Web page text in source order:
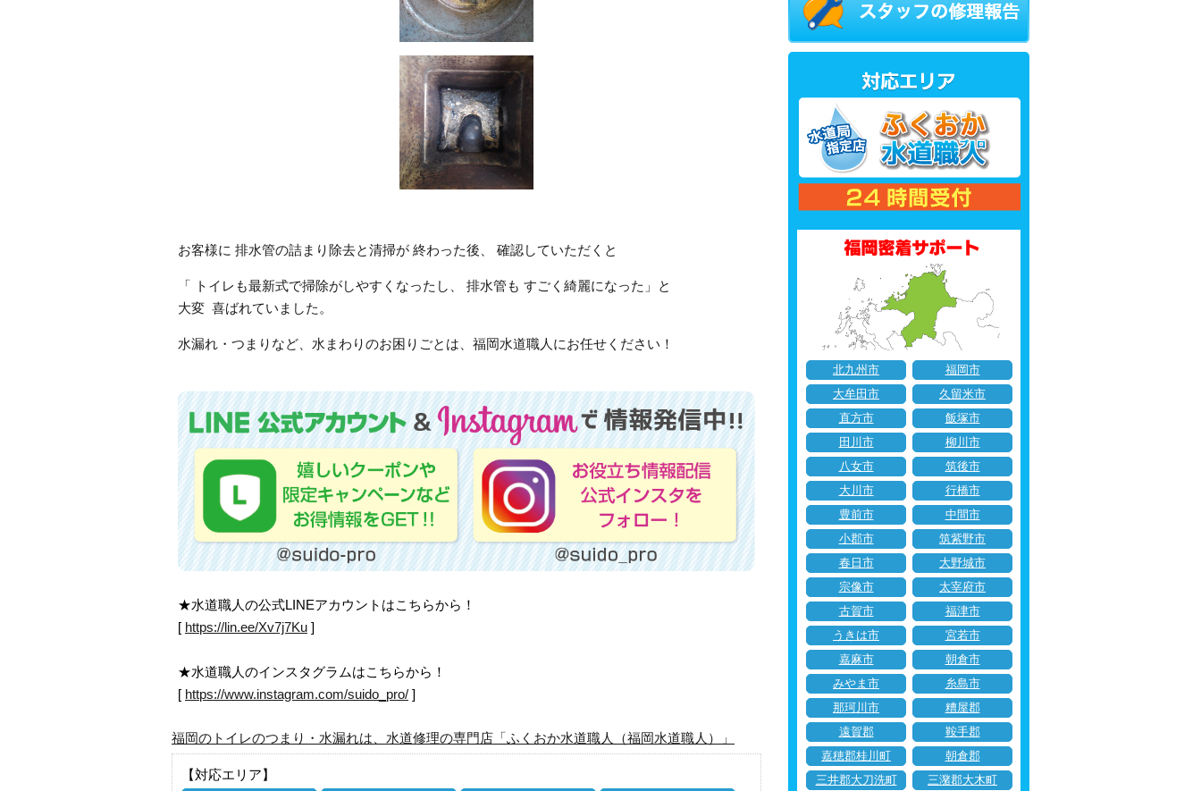
お客様に 排水管の詰まり除去と清掃が 終わった後、 確認していただくと
「 トイレも最新式で掃除がしやすくなったし、 排水管も すごく綺麗になった」と
大変 喜ばれていました。
水漏れ・つまりなど、水まわりのお困りごとは、福岡水道職人にお任せください！
★水道職人の公式LINEアカウントはこちらから！
[ https://lin.ee/Xv7j7Ku ]
★水道職人のインスタグラムはこちらから！
[ https://www.instagram.com/suido_pro/ ]
福岡のトイレのつまり・水漏れは、水道修理の専門店「ふくおか水道職人（福岡水道職人）」
【対応エリア】
北九州市
福岡市
大牟田市
久留米市
直方市
飯塚市
田川市
柳川市
八女市
筑後市
大川市
行橋市
豊前市
中間市
小郡市
筑紫野市
春日市
大野城市
宗像市
太宰府市
古賀市
福津市
うきは市
宮若市
嘉麻市
朝倉市
みやま市
糸島市
那珂川市
糟屋郡
遠賀郡
鞍手郡
嘉穂郡桂川町
朝倉郡
三井郡大刀洗町
三潴郡大木町